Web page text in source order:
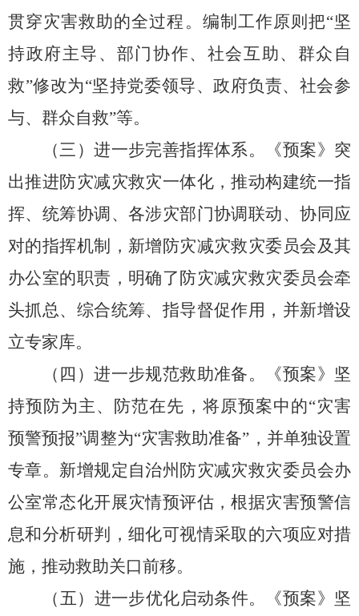
贯穿灾害救助的全过程。 编制工作原则把“坚
持政府主导、 部门协作、 社会互助、 群众自
救”修改为“坚持党委领导、政府负责、 社会参
与、 群众自救”等。
（三）进一步完善指挥体系。
《预案》突
出推进防灾减灾救灾一体化，推动构建统一指
挥、 统筹协调、 各涉灾部门协调联动、协同应
对的指挥机制， 新增防灾减灾救灾委员会及其
办公室的职责， 明确了防灾减灾救灾委员会牵
头抓总、 综合统筹、 指导督促作用， 并新增设
立专家库。
（四）进一步规范救助准备。
《预案》坚
持预防为主、防范在先，将原预案中的“灾害
预警预报”调整为“灾害救助准备”， 并单独设置
专章。 新增规定 自治州 防灾减灾救灾委员会办
公室常态化开展灾情预评估，根据灾害预警信
息和分析研判， 细化可视情采取的六项应对措
施， 推动救助关口前移。
（五）进一步优化启动条件。
《预案》坚